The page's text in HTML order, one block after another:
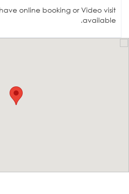
online booking or Video visit
available.